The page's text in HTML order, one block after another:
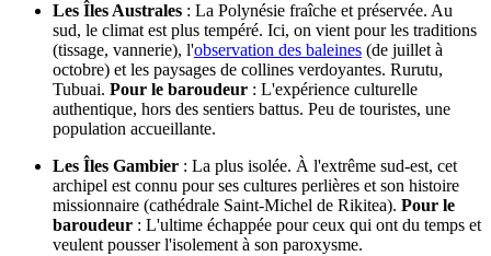
Les Îles Australes : La Polynésie fraîche et préservée. Au
sud, le climat est plus tempéré. Ici, on vient pour les traditions
(tissage, vannerie), l'observation des baleines (de juillet à
octobre) et les paysages de collines verdoyantes. Rurutu,
Tubuai. Pour le baroudeur : L'expérience culturelle
authentique, hors des sentiers battus. Peu de touristes, une
population accueillante.
Les Îles Gambier : La plus isolée. À l'extrême sud-est, cet
archipel est connu pour ses cultures perlières et son histoire
missionnaire (cathédrale Saint-Michel de Rikitea). Pour le
baroudeur : L'ultime échappée pour ceux qui ont du temps et
veulent pousser l'isolement à son paroxysme.